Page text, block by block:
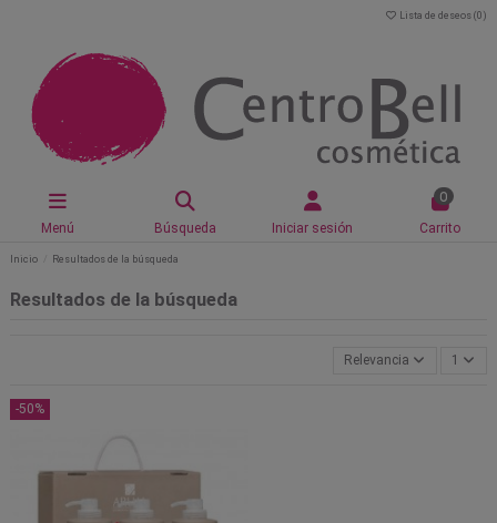
Lista de deseos (0 )
Menú Búsqueda Iniciar sesión
0
Carrito
Inicio Resultados de la búsqueda
Resultados de la búsqueda
Relevancia 1
-50%